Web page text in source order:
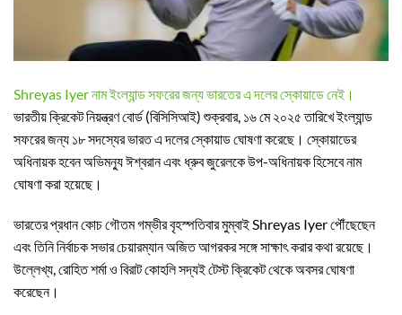
Shreyas Iyer নাম ইংল্যান্ড সফরের জন্য ভারতের এ দলের স্কোয়াডে নেই।
ভারতীয় ক্রিকেট নিয়ন্ত্রণ বোর্ড (বিসিসিআই) শুক্রবার, ১৬ মে ২০২৫ তারিখে ইংল্যান্ড
সফরের জন্য ১৮ সদস্যের ভারত এ দলের স্কোয়াড ঘোষণা করেছে। স্কোয়াডের
অধিনায়ক হবেন অভিমন্যু ঈশ্বরান এবং ধ্রুব জুরেলকে উপ-অধিনায়ক হিসেবে নাম
ঘোষণা করা হয়েছে।
ভারতের প্রধান কোচ গৌতম গম্ভীর বৃহস্পতিবার মুম্বাই Shreyas Iyer পৌঁছেছেন
এবং তিনি নির্বাচক সভার চেয়ারম্যান অজিত আগরকর সঙ্গে সাক্ষাৎ করার কথা রয়েছে।
উল্লেখ্য, রোহিত শর্মা ও বিরাট কোহলি সদ্যই টেস্ট ক্রিকেট থেকে অবসর ঘোষণা
করেছেন।